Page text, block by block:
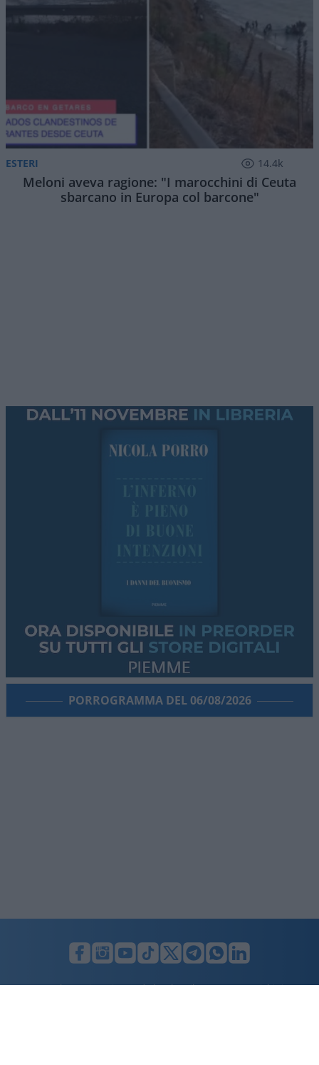
ESTERI 14.4k
Meloni aveva ragione: "I marocchini di Ceuta
sbarcano in Europa col barcone"
PORROGRAMMA DEL 06/08/2026
LUNIFIN S.r.l. a socio unico. Sede legale Milano, Largo F. Richini, 2/A,